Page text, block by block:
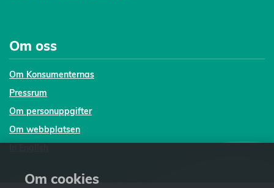
Om oss
Om Konsumenternas
Pressrum
Om personuppgifter
Om webbplatsen
Om cookies